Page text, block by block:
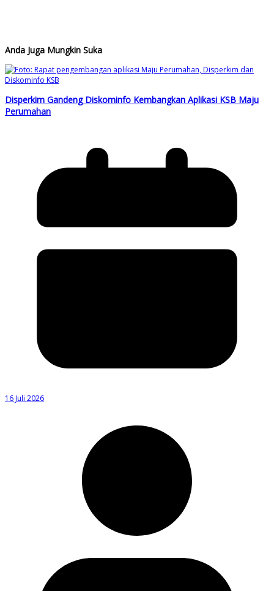
Anda Juga Mungkin Suka
Disperkim Gandeng Diskominfo Kembangkan Aplikasi KSB Maju
Perumahan
16 Juli 2026